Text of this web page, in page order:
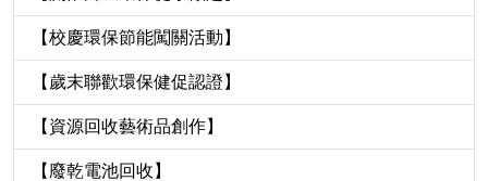
【校慶環保節能闖關活動】
【歲末聯歡環保健促認證】
【資源回收藝術品創作】
【廢乾電池回收】